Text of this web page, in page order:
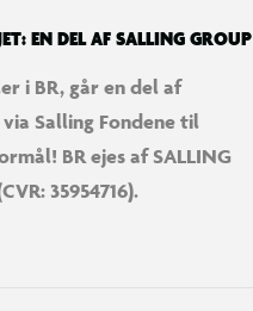
EN DEL AF SALLING GROUP
i BR, går en del af
Salling Fondene til
BR ejes af SALLING
35954716).